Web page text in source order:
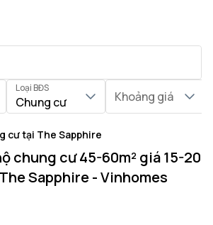
Loại BĐS
Chung cư Khoảng giá
cư tại The Sapphire
chung cư 45-60m² giá 15-20
Sapphire - Vinhomes